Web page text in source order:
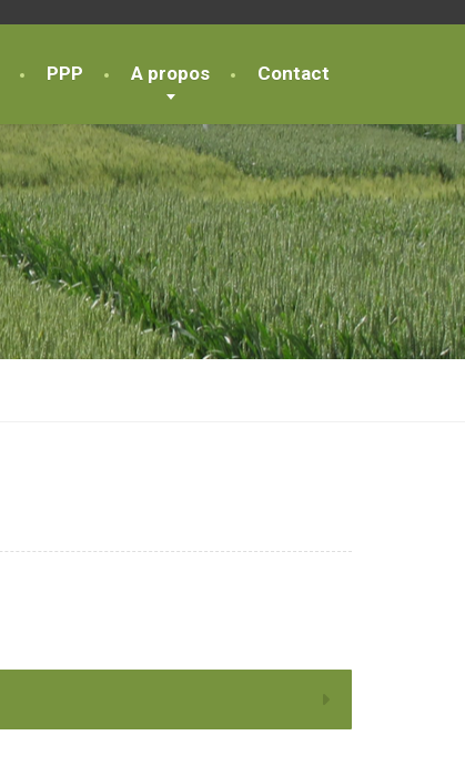
PPP A propos Contact